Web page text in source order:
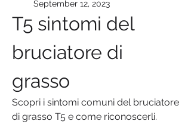
September 12, 2023
T5 sintomi del
bruciatore di
grasso
Scopri i sintomi comuni del bruciatore
di grasso T5 e come riconoscerli.